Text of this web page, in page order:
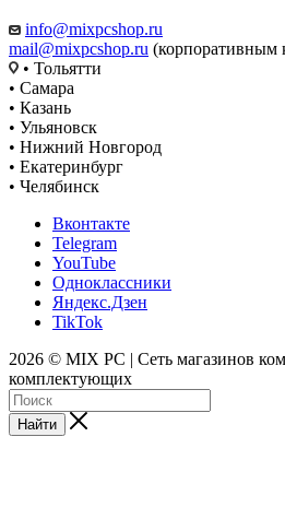
info@mixpcshop.ru
mail@mixpcshop.ru (корпоративным
• Тольятти
• Самара
• Казань
• Ульяновск
• Нижний Новгород
• Екатеринбург
• Челябинск
Вконтакте
Telegram
YouTube
Одноклассники
Яндекс.Дзен
TikTok
2026 © MIX PC | Сеть магазинов
комплектующих
Найти